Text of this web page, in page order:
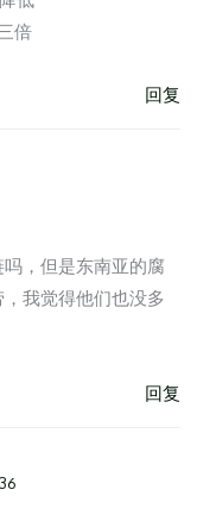
倍
回复
，但是东南亚的腐
我觉得他们也没多
回复